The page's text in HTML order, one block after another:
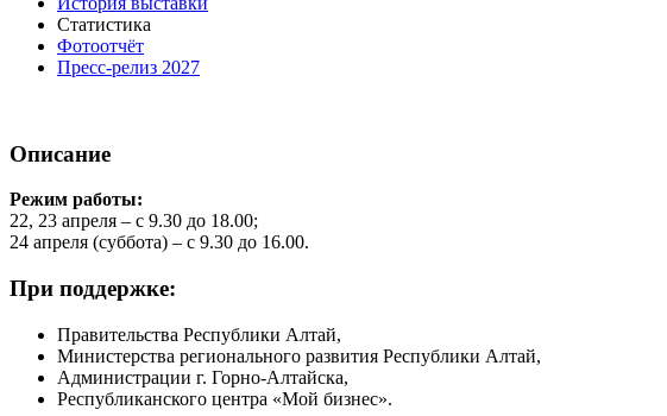
Статистика
Фотоотчёт
Пресс-релиз 2027
Описание
Режим работы:
22, 23 апреля – с 9.30 до 18.00;
24 апреля (суббота) – с 9.30 до 16.00.
При поддержке:
Правительства Республики Алтай,
Министерства регионального развития Республики Алтай,
Администрации г. Горно-Алтайска,
Республиканского центра «Мой бизнес».